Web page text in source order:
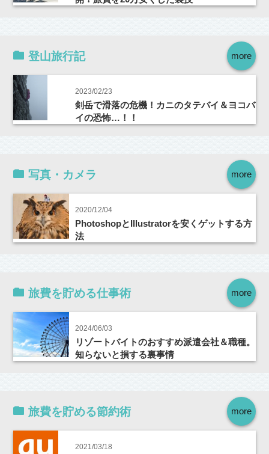
more
登山旅行記
2023/02/23
剣岳で滑落の危機！カニのタテバイ＆ヨコバ
イの恐怖…！！
more
写真・カメラ
2020/12/04
PhotoshopとIllustratorを安くゲットする方
法
more
旅費を貯める仕事術
2024/06/03
リゾートバイトのおすすめ派遣会社＆職種。
知らないと損する裏事情
more
旅費を貯める節約術
2021/03/18